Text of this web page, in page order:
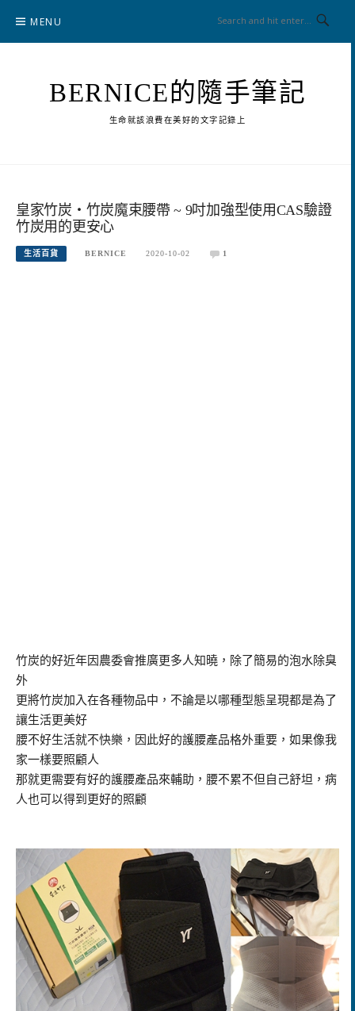
content
MENU
BERNICE的隨手筆記
生命就該浪費在美好的文字記錄上
皇家竹炭‧竹炭魔束腰帶 ~ 9吋加強型使用CAS驗證
竹炭用的更安心
生活百貨 BERNICE 2020-10-02 1
竹炭的好近年因農委會推廣更多人知曉，除了簡易的泡水除臭
外
更將竹炭加入在各種物品中，不論是以哪種型態呈現都是為了
讓生活更美好
腰不好生活就不快樂，因此好的護腰產品格外重要，如果像我
家一樣要照顧人
那就更需要有好的護腰產品來輔助，腰不累不但自己舒坦，病
人也可以得到更好的照顧